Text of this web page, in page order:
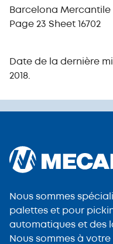
Barcelona Mercantile
Page 23 Sheet 16702
Date de la dernière
2018.
Nous sommes
palettes et pour
automatiques et des
Nous sommes à